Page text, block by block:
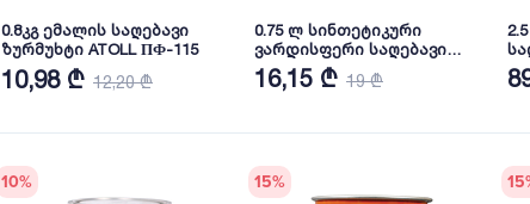
0.8კგ ემალის საღებავი
ზურმუხტი ATOLL ПФ-115
10,98 ₾ 12,20 ₾
0.75 ლ სინთეტიკური
ვარდისფერი საღებავი
FAWORI Premium
16,15 ₾ 19 ₾
10% 15% 15